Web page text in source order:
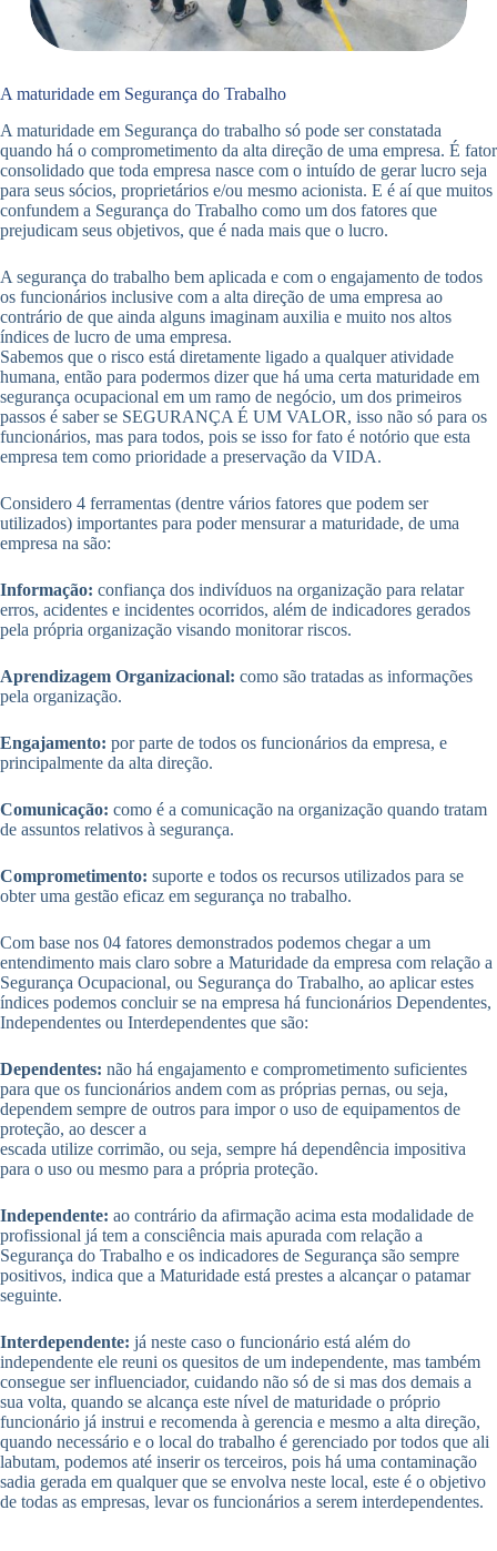
A maturidade em Segurança do Trabalho
A maturidade em Segurança do trabalho só pode ser constatada
quando há o comprometimento da alta direção de uma empresa. É fator
consolidado que toda empresa nasce com o intuído de gerar lucro seja
para seus sócios, proprietários e/ou mesmo acionista. E é aí que muitos
confundem a Segurança do Trabalho como um dos fatores que
prejudicam seus objetivos, que é nada mais que o lucro.
A segurança do trabalho bem aplicada e com o engajamento de todos
os funcionários inclusive com a alta direção de uma empresa ao
contrário de que ainda alguns imaginam auxilia e muito nos altos
índices de lucro de uma empresa.
Sabemos que o risco está diretamente ligado a qualquer atividade
humana, então para podermos dizer que há uma certa maturidade em
segurança ocupacional em um ramo de negócio, um dos primeiros
passos é saber se SEGURANÇA É UM VALOR, isso não só para os
funcionários, mas para todos, pois se isso for fato é notório que esta
empresa tem como prioridade a preservação da VIDA.
Considero 4 ferramentas (dentre vários fatores que podem ser
utilizados) importantes para poder mensurar a maturidade, de uma
empresa na são:
Informação: confiança dos indivíduos na organização para relatar
erros, acidentes e incidentes ocorridos, além de indicadores gerados
pela própria organização visando monitorar riscos.
Aprendizagem Organizacional: como são tratadas as informações
pela organização.
Engajamento: por parte de todos os funcionários da empresa, e
principalmente da alta direção.
Comunicação: como é a comunicação na organização quando tratam
de assuntos relativos à segurança.
Comprometimento: suporte e todos os recursos utilizados para se
obter uma gestão eficaz em segurança no trabalho.
Com base nos 04 fatores demonstrados podemos chegar a um
entendimento mais claro sobre a Maturidade da empresa com relação a
Segurança Ocupacional, ou Segurança do Trabalho, ao aplicar estes
índices podemos concluir se na empresa há funcionários Dependentes,
Independentes ou Interdependentes que são:
Dependentes: não há engajamento e comprometimento suficientes
para que os funcionários andem com as próprias pernas, ou seja,
dependem sempre de outros para impor o uso de equipamentos de
proteção, ao descer a
escada utilize corrimão, ou seja, sempre há dependência impositiva
para o uso ou mesmo para a própria proteção.
Independente: ao contrário da afirmação acima esta modalidade de
profissional já tem a consciência mais apurada com relação a
Segurança do Trabalho e os indicadores de Segurança são sempre
positivos, indica que a Maturidade está prestes a alcançar o patamar
seguinte.
Interdependente: já neste caso o funcionário está além do
independente ele reuni os quesitos de um independente, mas também
consegue ser influenciador, cuidando não só de si mas dos demais a
sua volta, quando se alcança este nível de maturidade o próprio
funcionário já instrui e recomenda à gerencia e mesmo a alta direção,
quando necessário e o local do trabalho é gerenciado por todos que ali
labutam, podemos até inserir os terceiros, pois há uma contaminação
sadia gerada em qualquer que se envolva neste local, este é o objetivo
de todas as empresas, levar os funcionários a serem interdependentes.